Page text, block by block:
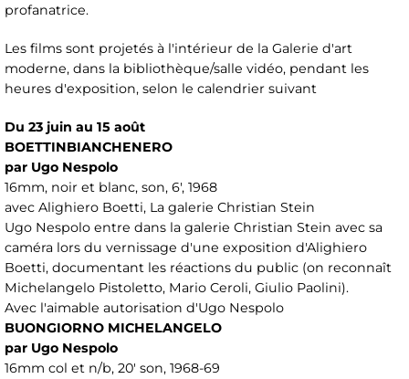
profanatrice.
Les films sont projetés à l'intérieur de la Galerie d'art
moderne, dans la bibliothèque/salle vidéo, pendant les
heures d'exposition, selon le calendrier suivant
Du 23 juin au 15 août
BOETTINBIANCHENERO
par Ugo Nespolo
16mm, noir et blanc, son, 6', 1968
avec Alighiero Boetti, La galerie Christian Stein
Ugo Nespolo entre dans la galerie Christian Stein avec sa
caméra lors du vernissage d'une exposition d'Alighiero
Boetti, documentant les réactions du public (on reconnaît
Michelangelo Pistoletto, Mario Ceroli, Giulio Paolini).
Avec l'aimable autorisation d'Ugo Nespolo
BUONGIORNO MICHELANGELO
par Ugo Nespolo
16mm col et n/b, 20' son, 1968-69